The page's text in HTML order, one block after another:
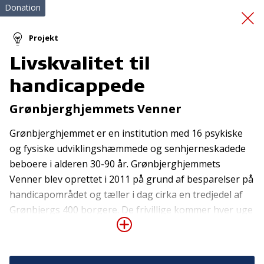
Redningsveste
Donation
Projekt
Livskvalitet til
handicappede
Grønbjerghjemmets Venner
Grønbjerghjemmet er en institution med 16 psykiske
og fysiske udviklingshæmmede og senhjerneskadede
beboere i alderen 30-90 år. Grønbjerghjemmets
Venner blev oprettet i 2011 på grund af besparelser på
handicapområdet og tæller i dag cirka en tredjedel af
Grønbjergs 400 borgere. De frivillige kommer hver uge
for at lave aktiviteter med Grønbjerghjemmets
donation skal bruges til at udvide
Tilmeld nyhedsbrev
De seneste nyheder om TrygFondens og TryghedsGruppens
aktiviteter direkte i din indbakke.